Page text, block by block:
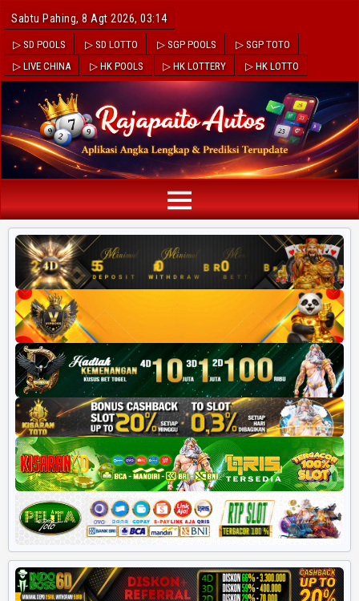
Sabtu Pahing, 8 Agt 2026, 03:14
▷ SD POOLS ▷ SD LOTTO ▷ SGP POOLS
▷ SGP TOTO
▷ LIVE CHINA
▷ HK POOLS ▷ HK LOTTERY ▷ HK LOTTO